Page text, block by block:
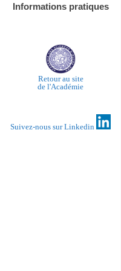
Informations pratiques
Retour au site
de l'Académie
Suivez-nous sur Linkedin